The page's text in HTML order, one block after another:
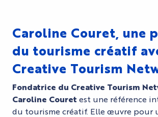
Caroline Couret, une
du tourisme créatif
Creative Tourism
Fondatrice du Creative Tourism
Caroline Couret est une référence
du tourisme créatif. Elle œuvre pour